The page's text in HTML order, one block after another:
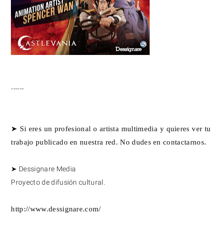
------
➤ Si eres un profesional o artista multimedia y quieres ver tu
trabajo publicado en nuestra red. No dudes en contactarnos.
➤ Dessignare Media
http://www.dessignare.com/